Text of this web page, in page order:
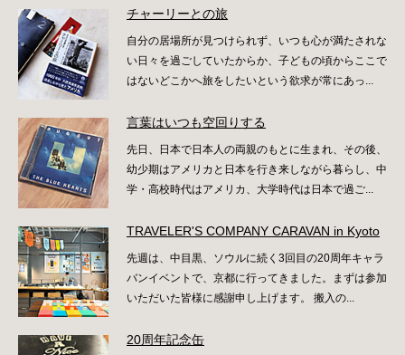
チャーリーとの旅
自分の居場所が見つけられず、いつも心が満たされな
い日々を過ごしていたからか、子どもの頃からここで
はないどこかへ旅をしたいという欲求が常にあっ...
言葉はいつも空回りする
先日、日本で日本人の両親のもとに生まれ、その後、
幼少期はアメリカと日本を行き来しながら暮らし、中
学・高校時代はアメリカ、大学時代は日本で過ご...
TRAVELER'S COMPANY CARAVAN in Kyoto
先週は、中目黒、ソウルに続く3回目の20周年キャラ
バンイベントで、京都に行ってきました。まずは参加
いただいた皆様に感謝申し上げます。 搬入の...
20周年記念缶